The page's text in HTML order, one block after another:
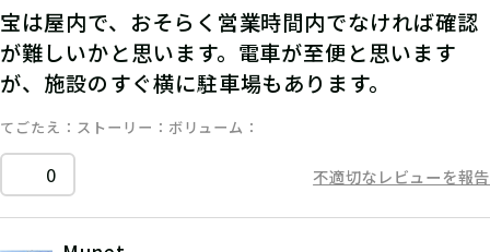
宝は屋内で、おそらく営業時間内でなければ確認
が難しいかと思います。電車が至便と思います
が、施設のすぐ横に駐車場もあります。
てごたえ ストーリー ボリューム
0 不適切なレビューを報告